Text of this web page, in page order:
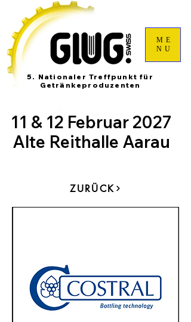
ME
NU
11 & 12 Februar 2027
Alte Reithalle Aarau
5. Nationaler Treffpunkt für
Getränkeproduzenten
ZURÜCK